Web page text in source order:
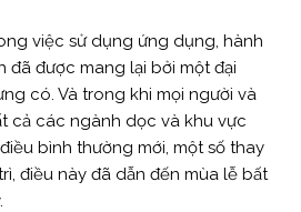
việc sử dụng ứng dụng, hành
đã được mang lại bởi một đại
có. Và trong khi mọi người và
cả các ngành dọc và khu vực
bình thường mới, một số thay
điều này đã dẫn đến mùa lễ bất